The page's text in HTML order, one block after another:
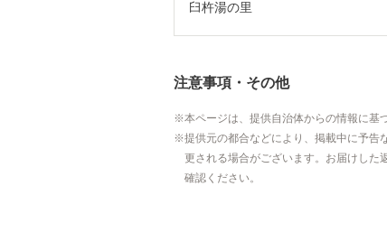
臼杵湯の里
注意事項・その他
本ページは、提供自治体からの情報に基
提供元の都合などにより、掲載中に予告
更される場合がございます。お届けした
確認ください。